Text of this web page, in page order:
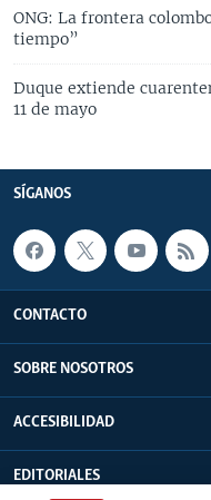
ONG: La frontera
tiempo”
Duque extiende
11 de mayo
SÍGANOS
CONTACTO
SOBRE NOSOTROS
ACCESIBILIDAD
EDITORIALES